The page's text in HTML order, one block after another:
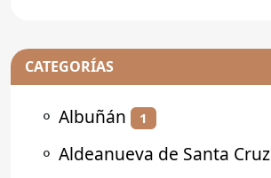
CATEGORÍAS
⚬ Albuñán 1
⚬ Aldeanueva de Santa Cruz